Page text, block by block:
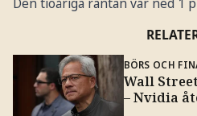
BÖRS OCH
Wall
– Nvidia